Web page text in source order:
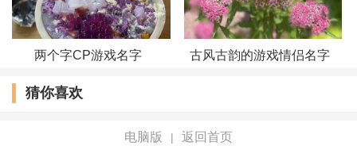
两个字CP游戏名字 古风古韵的游戏情侣名字
猜你喜欢
电脑版 | 返回首页